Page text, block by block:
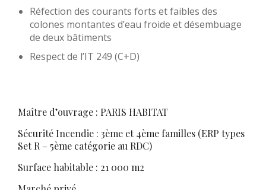
Réfection des courants forts et faibles des
colones montantes d’eau froide et désembuage
de deux bâtiments
Respect de l’IT 249 (C+D)
Maître d’ouvrage : PARIS HABITAT
Sécurité Incendie : 3ème et 4ème familles (ERP types
Set R – 5ème catégorie au RDC)
Surface habitable : 21 000 m2